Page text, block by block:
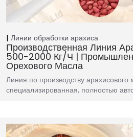
Линии обработки арахиса
Производственная Линия
500-2000 Кг/ч |
Орехового Масла
Линия по производству
специализированная, полностью